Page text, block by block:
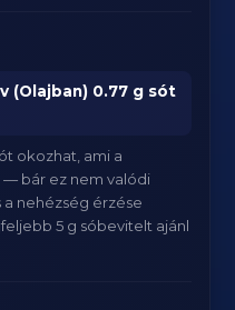
(Olajban) 0.77 g sót
okozhat, ami a
bár ez nem valódi
a nehézség érzése
5 g sóbevitelt ajánl